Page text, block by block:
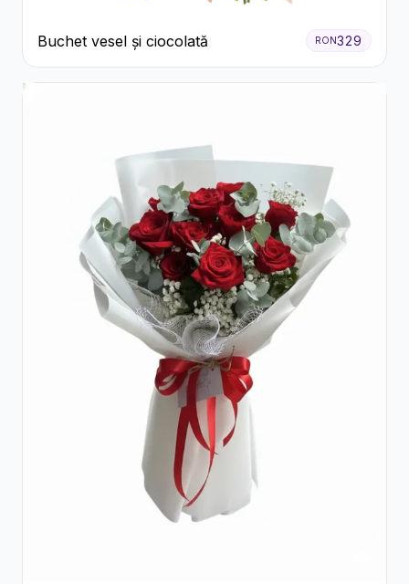
Buchet vesel și ciocolată RON329